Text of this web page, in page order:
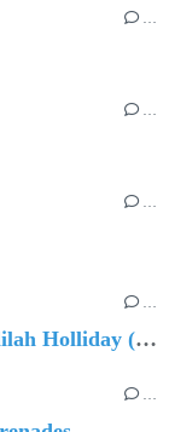
…
…
🔵 Le nouvel album « Fat Cat » de Delilah Holliday (sortie le 30 Octobre 2026)
…